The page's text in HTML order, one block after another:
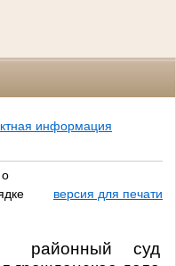
информация
версия для печати
районный суд